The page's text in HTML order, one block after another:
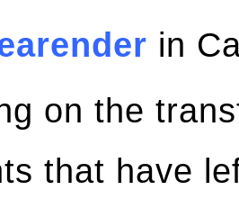
in
on the
that have